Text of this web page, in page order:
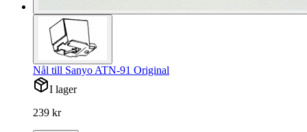
Nål till Sanyo ATN-91 Original
I lager
239 kr